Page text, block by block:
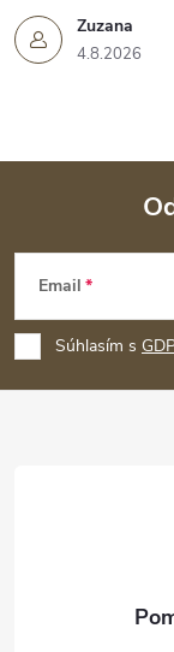
Zuzana
4.8.2026
Z
p
ä
Email
Súhlasím s